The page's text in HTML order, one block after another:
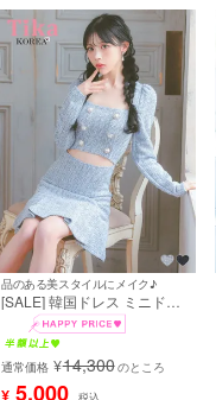
品のある美スタイルにメイク♪
[SALE] 韓国ドレス ミニドレ
ス ウエストカット ツイード
長袖 スクエアネック パール
ダブルボタン 袖あり 裾プリー
ツ Aライン キャバドレス (緩
苺着用) [tk-mdk3052-63]
通常価格 ¥14,300のところ
¥ 5,000